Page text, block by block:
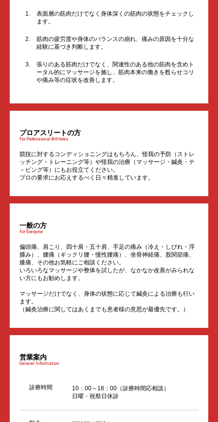
表面層の筋肉だけでなく身体深くの筋肉の状態をチェックし
ます。
筋肉の疲労度や身体のバランスの崩れ、痛みの原因を十分な
経験に基づき判断します。
張りのある筋肉だけでなく、関連性のある他の筋肉を含めト
ータル的にマッサージを施し、筋肉本来の働きを甦らせコリ
や痛み等の症状を改善します。
プロアスリートの方
For Professional Athletes
競技に対するコンディショニングはもちろん、怪我の予防（ストレ
ッチング・トレーニング等）や怪我の治療（マッサージ・鍼灸・テ
－ピング等）にもお役立てください。
プロの要求にお応えするべく日々精進しています。
一般の方
For Everyone
偏頭痛、肩こり、四十肩・五十肩、手足の痛み（冷え・しびれ・浮
腫み）、腰痛（ギックリ腰・慢性腰痛）、坐骨神経痛、股関節痛、
膝痛、その他お気軽にご相談ください。
いろいろなマッサージや整体を試したが、なかなか改善がみられな
い方にもお勧めします。
マッサージだけでなく、身体の状態に応じて鍼灸による治療も行い
ます。
（鍼灸治療に関してはあくまでも患者様の意思が最優先です。）
営業案内
General Information
診療時間
10：00～18：00（診療時間応相談）
日曜・祝祭日休診